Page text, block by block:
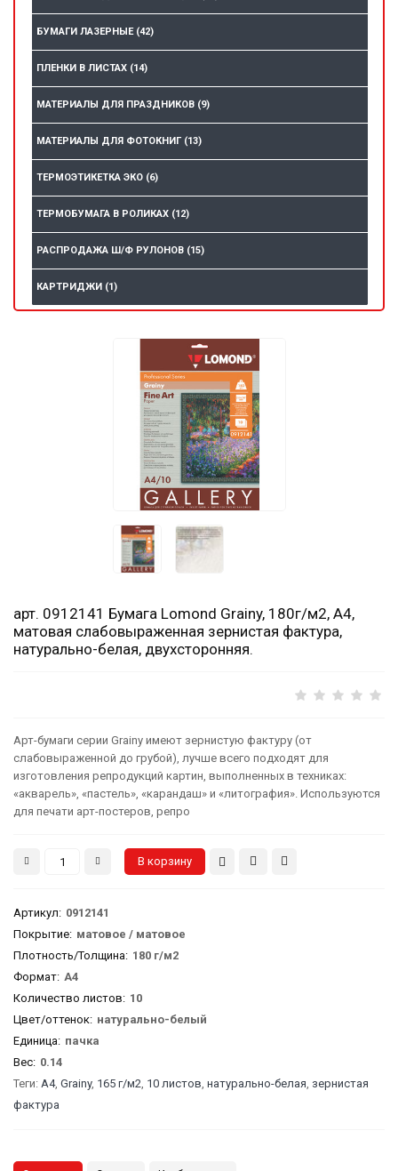
БУМАГИ ЛАЗЕРНЫЕ (42)
ПЛЕНКИ В ЛИСТАХ (14)
МАТЕРИАЛЫ ДЛЯ ПРАЗДНИКОВ (9)
МАТЕРИАЛЫ ДЛЯ ФОТОКНИГ (13)
ТЕРМОЭТИКЕТКА ЭКО (6)
ТЕРМОБУМАГА В РОЛИКАХ (12)
РАСПРОДАЖА Ш/Ф РУЛОНОВ (15)
КАРТРИДЖИ (1)
арт. 0912141 Бумага Lomond Grainy, 180г/м2, А4,
матовая слабовыраженная зернистая фактура,
натурально-белая, двухсторонняя.
Арт-бумаги серии Grainy имеют зернистую фактуру (от
слабовыраженной до грубой), лучше всего подходят для
изготовления репродукций картин, выполненных в техниках:
«акварель», «пастель», «карандаш» и «литография». Используются
для печати арт-постеров, репро
Артикул: 0912141
Покрытие: матовое / матовое
Плотность/Толщина: 180 г/м2
Формат: А4
Количество листов: 10
Цвет/оттенок: натурально-белый
Единица: пачка
Вес: 0.14
Теги: А4, Grainy, 165 г/м2, 10 листов, натурально-белая, зернистая
фактура